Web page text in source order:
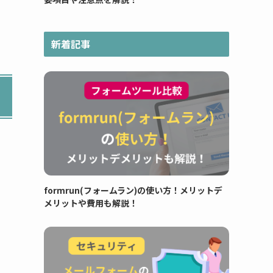
新着記事
formrun(フォームラン)の使い方！メリットデ
メリットや費用も解説！